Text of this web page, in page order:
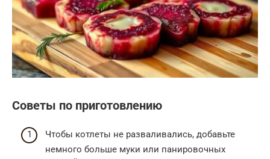
Советы по приготовлению
Чтобы котлеты не разваливались, добавьте
немного больше муки или панировочных